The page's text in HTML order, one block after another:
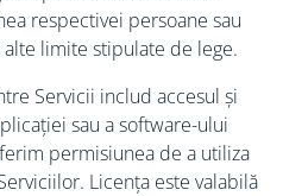
respectivei persoane sau
alte limite stipulate de lege.
Servicii includ accesul și
sau a software-ului
permisiunea de a utiliza
Licența este valabilă